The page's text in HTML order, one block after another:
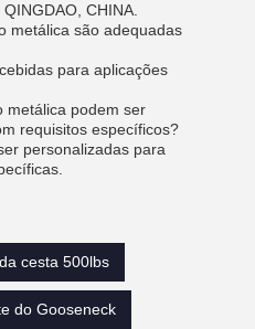
CHINA.
metálica são adequadas
para aplicações
metálica podem ser
requisitos específicos?
personalizadas para
cesta 500lbs
do Gooseneck